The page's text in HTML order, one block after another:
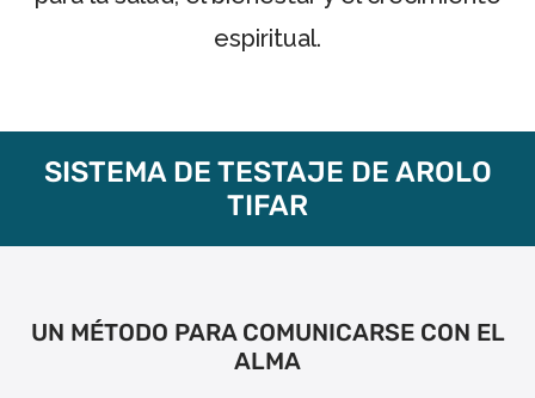
espiritual.
SISTEMA DE TESTAJE DE AROLO
TIFAR
UN MÉTODO PARA COMUNICARSE CON EL
ALMA